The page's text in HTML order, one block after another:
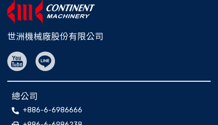
世洲機械廠股份有限公司
總公司
+886-6-6986666